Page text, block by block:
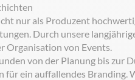
nur als Produzent
Durch unsere
Organisation von Events.
von der Planung bis zur
ein auffallendes Branding.